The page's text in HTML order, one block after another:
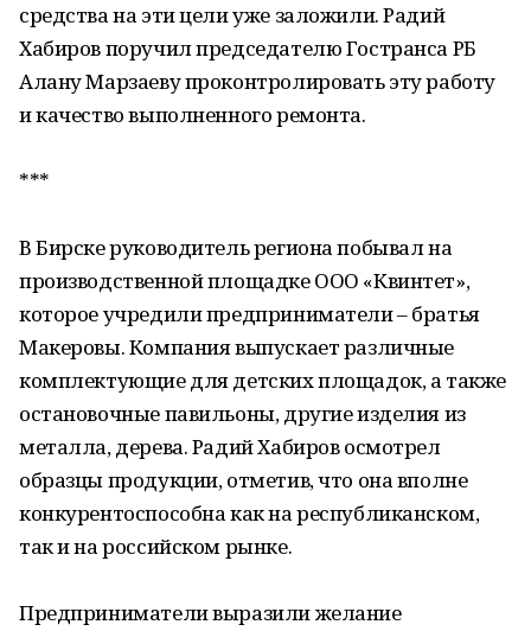
средства на эти цели уже заложили. Радий
Хабиров поручил председателю Гостранса РБ
Алану Марзаеву проконтролировать эту работу
и качество выполненного ремонта.
***
В Бирске руководитель региона побывал на
производственной площадке ООО «Квинтет»,
которое учредили предприниматели – братья
Макеровы. Компания выпускает различные
комплектующие для детских площадок, а также
остановочные павильоны, другие изделия из
металла, дерева. Радий Хабиров осмотрел
образцы продукции, отметив, что она вполне
конкурентоспособна как на республиканском,
так и на российском рынке.
Предприниматели выразили желание